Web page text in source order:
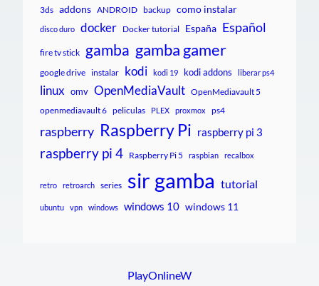
3ds addons ANDROID backup como instalar
disco duro docker Docker tutorial España Español
fire tv stick gamba gamba gamer
google drive instalar kodi kodi 19 kodi addons liberar ps4
linux omv OpenMediaVault OpenMediavault 5
openmediavault 6 peliculas PLEX proxmox ps4
raspberry Raspberry Pi raspberry pi 3
raspberry pi 4 Raspberry Pi 5 raspbian recalbox
retro retroarch series sir gamba tutorial
ubuntu vpn windows windows 10 windows 11
PlayOnlineW